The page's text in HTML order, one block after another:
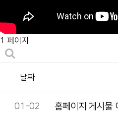
1 페이지
날짜
01-02 홈페이지 게시물